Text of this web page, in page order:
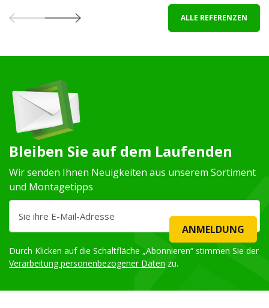
ALLE REFERENZEN
Bleiben Sie auf dem Laufenden
Wir senden Ihnen Neuigkeiten aus unserem Sortiment
und Montagetipps
ANMELDUNG
Durch Klicken auf die Schaltfläche „Abonnieren“ stimmen Sie der
Verarbeitung personenbezogener Daten zu.